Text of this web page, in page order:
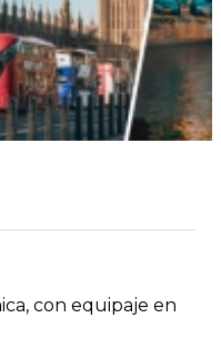
con equipaje en